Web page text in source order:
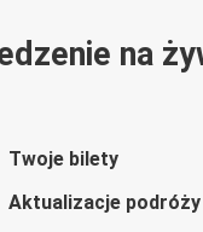
na
Twoje bilety
Aktualizacje podróży